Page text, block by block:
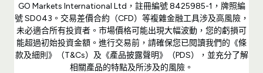
GO Markets International Ltd，註冊編號 8425985-1，牌照編
號 SD043。交易差價合約（CFD）等複雜金融工具涉及高風險，
未必適合所有投資者。市場價格可能出現大幅波動，您的虧損可
能超過初始投資金額。進行交易前，請確保您已閱讀我們的《條
款及細則》（T&Cs）及《產品披露聲明》（PDS），並充分了解
相關產品的特點及所涉及的風險。